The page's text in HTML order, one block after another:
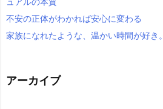
不安の正体がわかれば安心に変わる
家族になれたような、温かい時間が好き。
アーカイブ